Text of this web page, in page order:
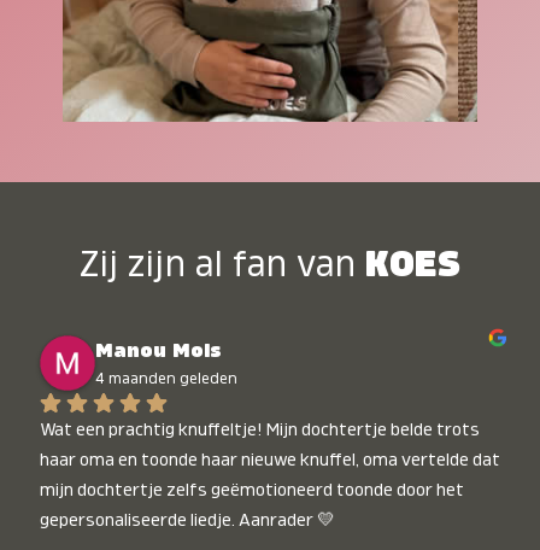
Zij zijn al fan van KOES
Manou Mols
4 maanden geleden
Wat een prachtig knuffeltje! Mijn dochtertje belde trots
haar oma en toonde haar nieuwe knuffel, oma vertelde dat
mijn dochtertje zelfs geëmotioneerd toonde door het
gepersonaliseerde liedje. Aanrader 💛